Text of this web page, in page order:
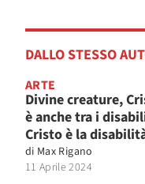
DALLO STESSO
ARTE
Divine creature,
è anche tra i
Cristo è la
di Max Rigano
11 Aprile 2024